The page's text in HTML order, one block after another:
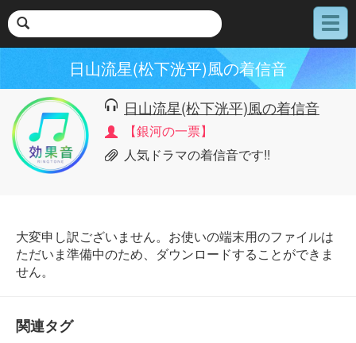
メ
ニ
日山流星(松下洸平)風の着信音
日山流星(松下洸平)風の着信音
【銀河の一票】
人気ドラマの着信音です!!
大変申し訳ございません。お使いの端末用のファイルは
ただいま準備中のため、ダウンロードすることができま
せん。
関連タグ